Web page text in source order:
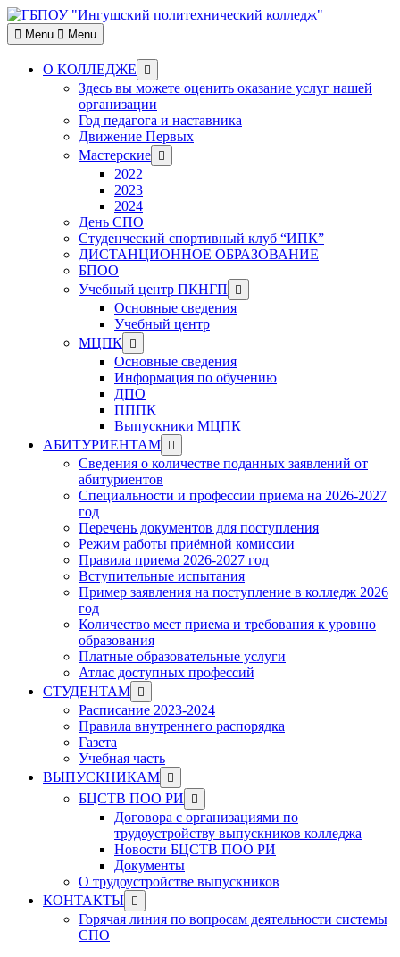
Skip
to
content
Menu Menu
О КОЛЛЕДЖЕ
Show
sub
menu
Здесь вы можете оценить оказание услуг нашей
организации
Год педагога и наставника
Движение Первых
Мастерские Show
sub
2022
2023
2024
День СПО
Студенческий спортивный клуб “ИПК”
ДИСТАНЦИОННОЕ ОБРАЗОВАНИЕ
БПОО
Учебный центр ПКНГП
Show
sub
menu
Основные сведения
Учебный центр
МЦПК Show
sub
menu
Основные сведения
Информация по обучению
ДПО
ПППК
Выпускники МЦПК
АБИТУРИЕНТАМ Show
sub
menu
Сведения о количестве поданных заявлений от
абитуриентов
Специальности и профессии приема на 2026-2027
год
Перечень документов для поступления
Режим работы приёмной комиссии
Правила приема 2026-2027 год
Вступительные испытания
Пример заявления на поступление в колледж 2026
год
Количество мест приема и требования к уровню
образования
Платные образовательные услуги
Атлас доступных профессий
СТУДЕНТАМ Show
sub
menu
Расписание 2023-2024
Правила внутреннего распорядка
Газета
Учебная часть
ВЫПУСКНИКАМ Show
sub
menu
БЦСТВ ПОО РИ
Show
sub
menu
Договора с организациями по
трудоустройству выпускников колледжа
Новости БЦСТВ ПОО РИ
Документы
О трудоустройстве выпускников
КОНТАКТЫ Show
sub
menu
Горячая линия по вопросам деятельности системы
СПО